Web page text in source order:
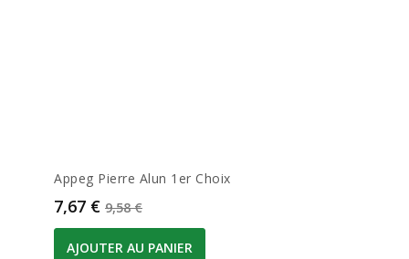
Appeg Pierre Alun 1er Choix
Prix
7,67 € Prix de base
9,58 €
AJOUTER AU PANIER